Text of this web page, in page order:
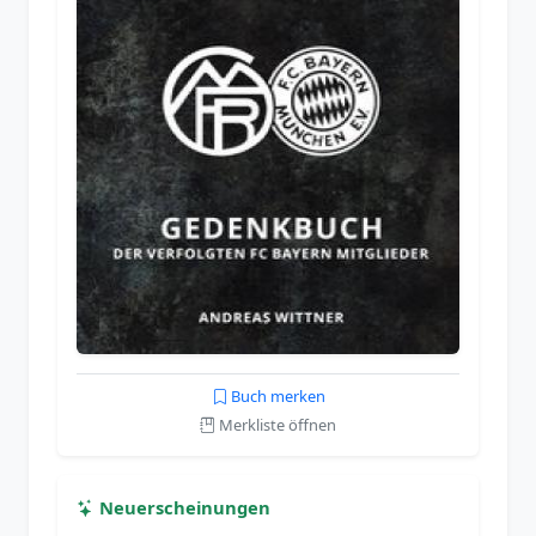
Buch merken
Merkliste öffnen
Neuerscheinungen